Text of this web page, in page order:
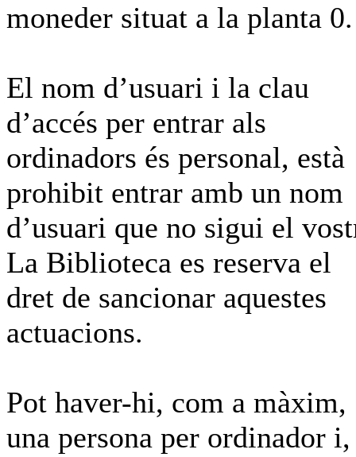
moneder situat a la planta 0.
El nom d’usuari i la clau
d’accés per entrar als
ordinadors és personal, està
prohibit entrar amb un nom
d’usuari que no sigui el
La Biblioteca es reserva el
dret de sancionar aquestes
actuacions.
Pot haver-hi, com a màxim,
una persona per ordinador i,